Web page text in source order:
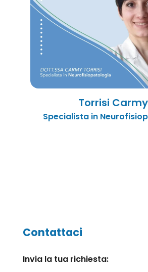
Torrisi Carmy
Specialista in
Contattaci
Invia la tua richiesta: